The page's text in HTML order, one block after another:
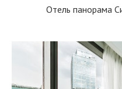
Отель панорама